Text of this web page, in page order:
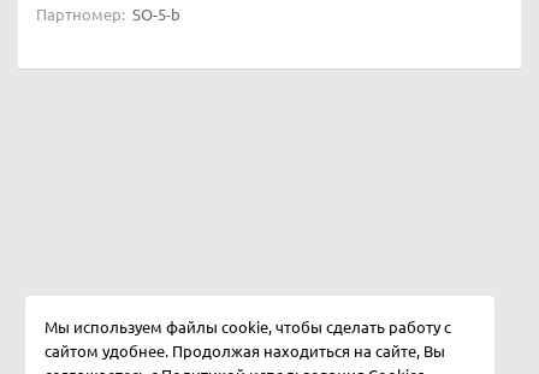
Партномер: SO-5-b
Мы используем файлы cookie, чтобы сделать работу с
сайтом удобнее. Продолжая находиться на сайте, Вы